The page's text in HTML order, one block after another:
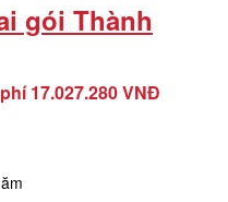
gói Thành
17.027.280 VNĐ